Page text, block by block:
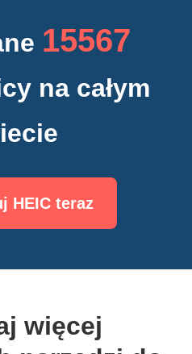
15567
na całym
HEIC teraz
więcej